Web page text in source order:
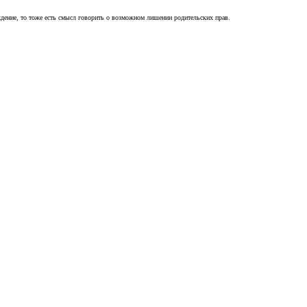
то тоже есть смысл говорить о возможном лишении родительских прав.